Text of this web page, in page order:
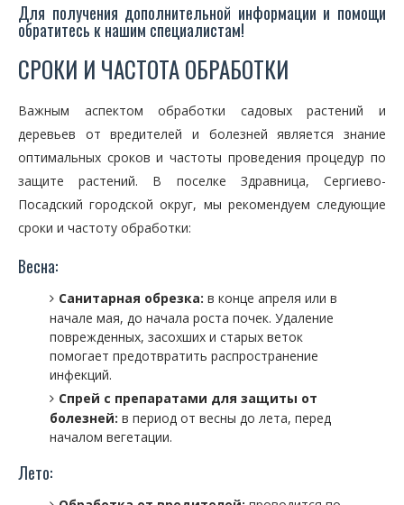
Для получения дополнительной информации и помощи
обратитесь к нашим специалистам!
СРОКИ И ЧАСТОТА ОБРАБОТКИ
Важным аспектом обработки садовых растений и
деревьев от вредителей и болезней является знание
оптимальных сроков и частоты проведения процедур по
защите растений. В поселке Здравница, Сергиево-
Посадский городской округ, мы рекомендуем следующие
сроки и частоту обработки:
Весна:
Санитарная обрезка: в конце апреля или в
начале мая, до начала роста почек. Удаление
поврежденных, засохших и старых веток
помогает предотвратить распространение
инфекций.
Спрей с препаратами для защиты от
болезней: в период от весны до лета, перед
началом вегетации.
Лето: